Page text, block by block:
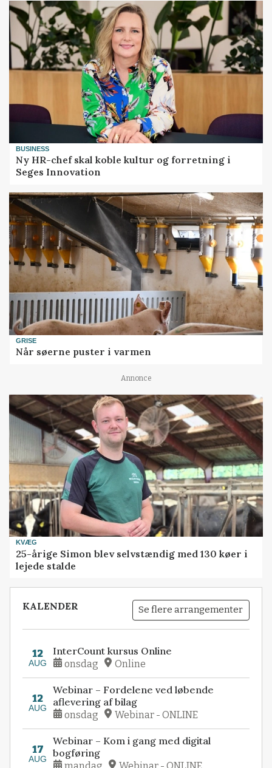
BUSINESS
Ny HR-chef skal koble kultur og forretning i
Seges Innovation
GRISE
Når søerne puster i varmen
Annonce
KVÆG
25-årige Simon blev selvstændig med 130 køer i
lejede stalde
KALENDER Se flere arrangementer
12
AUG
InterCount kursus Online
onsdag Online
12
AUG
Webinar – Fordelene ved løbende
aflevering af bilag
onsdag Webinar - ONLINE
17
AUG
Webinar – Kom i gang med digital
bogføring